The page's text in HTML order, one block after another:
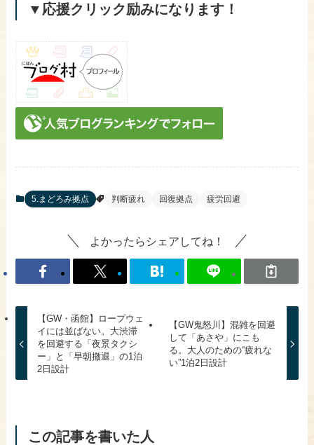
▼応援クリック励みになります！
​5.まどろみ拠点 判断疲れ 回復拠点 疲労回避
よかったらシェアしてね！
【GW・函館】ロープウェ
イには並ばない。大渋滞
を回避する「夜景タクシ
ー」と「早朝撤退」の1泊
2日設計
【GW鬼怒川】混雑を回避
して「あさや」にこも
る。大人のための“疲れな
い”1泊2日設計
この記事を書いた人